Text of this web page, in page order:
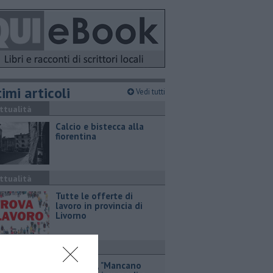
articoli Vedi tutti
Calcio e bistecca alla
fiorentina
​Tutte le offerte di
lavoro in provincia di
Livorno
Via Cerrini, "Mancano